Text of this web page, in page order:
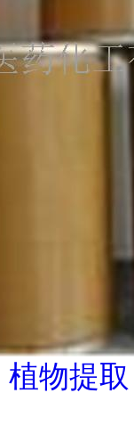
植物提取